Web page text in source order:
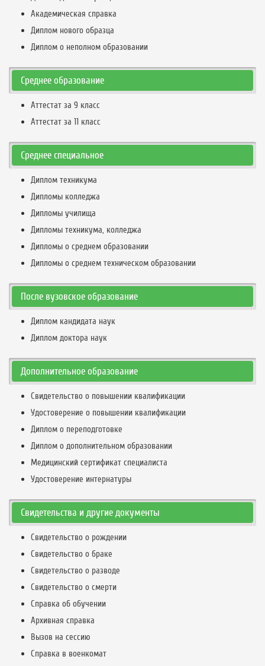
Академическая справка
Диплом нового образца
Диплом о неполном образовании
Среднее образование
Аттестат за 9 класс
Аттестат за 11 класс
Среднее специальное
Диплом техникума
Дипломы колледжа
Дипломы училища
Дипломы техникума, колледжа
Дипломы о среднем образовании
Дипломы о среднем техническом образовании
После вузовское образование
Диплом кандидата наук
Диплом доктора наук
Дополнительное образование
Свидетельство о повышении квалификации
Удостоверение о повышении квалификации
Диплом о переподготовке
Диплом о дополнительном образовании
Медицинский сертификат специалиста
Удостоверение интернатуры
Свидетельства и другие документы
Свидетельство о рождении
Свидетельство о браке
Свидетельство о разводе
Свидетельство о смерти
Справка об обучении
Архивная справка
Вызов на сессию
Справка в военкомат